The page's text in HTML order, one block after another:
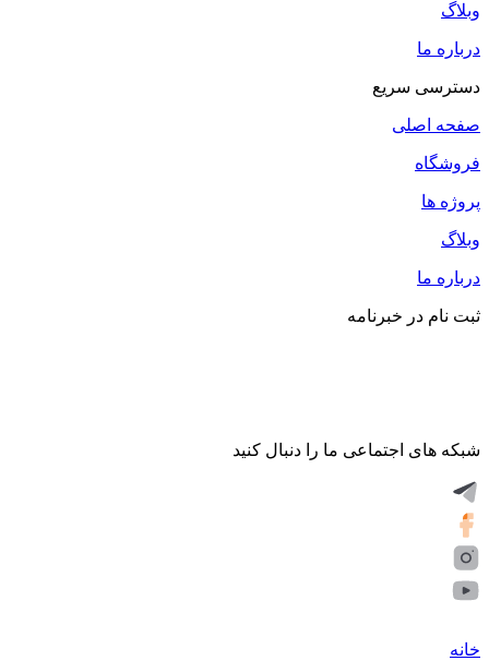
وبلاگ
درباره ما
دسترسی سریع
صفحه اصلی
فروشگاه
پروژه ها
وبلاگ
درباره ما
ثبت نام در خبرنامه
شبکه های اجتماعی ما را دنبال کنید
خانه